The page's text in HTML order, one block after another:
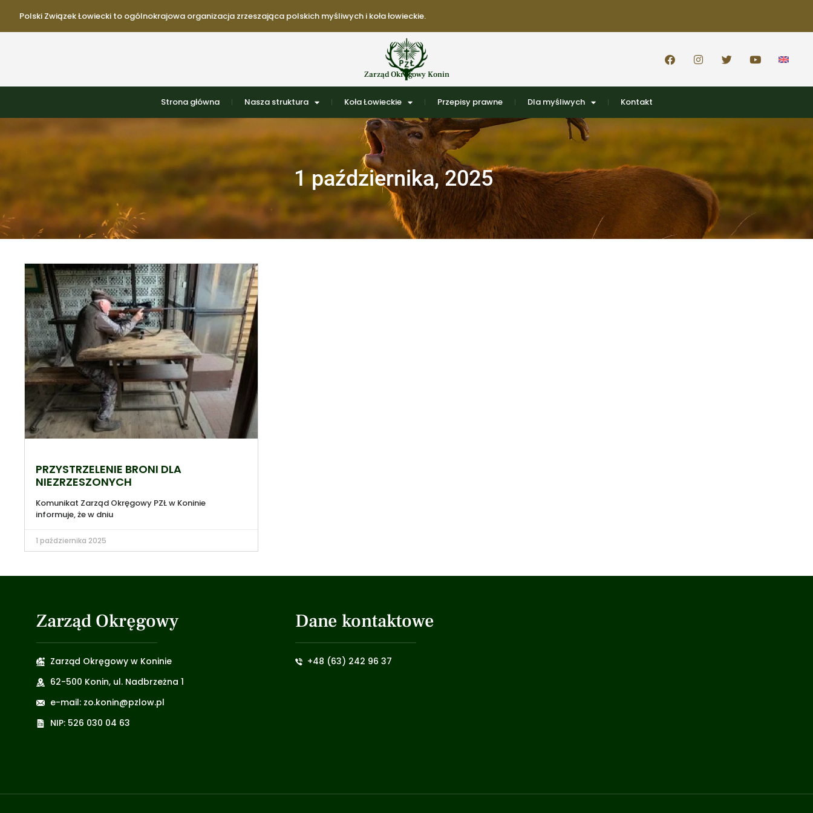
Polski Związek Łowiecki to ogólnokrajowa organizacja zrzeszająca polskich myśliwych i koła łowieckie.
Zarząd Okręgowy Konin
Strona główna Nasza struktura Koła Łowieckie Przepisy prawne Dla myśliwych Kontakt
1 października, 2025
PRZYSTRZELENIE BRONI DLA
NIEZRZESZONYCH
Komunikat Zarząd Okręgowy PZŁ w Koninie
informuje, że w dniu
1 października 2025
Zarząd Okręgowy
Zarząd Okręgowy w Koninie
62-500 Konin, ul. Nadbrzeżna 1
e-mail: zo.konin@pzlow.pl
NIP: 526 030 04 63
Dane kontaktowe
+48 (63) 242 96 37